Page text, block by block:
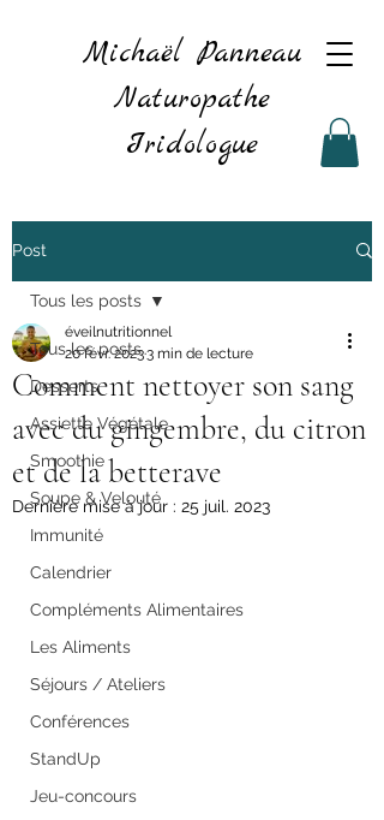
Michaël Panneau
Naturopathe
Iridologue
Post
Tous les posts
Desserts
Assiette Végétale
Smoothie
Soupe & Velouté
Immunité
Calendrier
Compléments Alimentaires
Les Aliments
Séjours / Ateliers
Conférences
StandUp
Jeu-concours
Tous les posts
Comment nettoyer son sang
avec du gingembre, du citron
et de la betterave
éveilnutritionnel
20 févr. 20233 min de lecture
Dernière mise à jour : 25 juil. 2023